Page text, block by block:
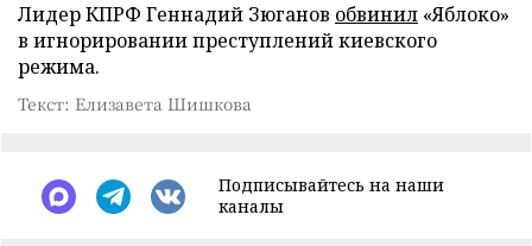
Лидер КПРФ Геннадий Зюганов обвинил «Яблоко»
в игнорировании преступлений киевского
режима.
Текст: Елизавета Шишкова
Подписывайтесь на наши
каналы